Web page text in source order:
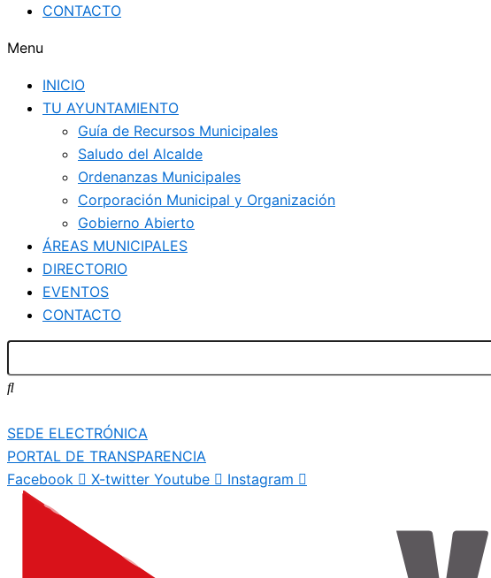
CONTACTO
Menu
INICIO
TU AYUNTAMIENTO
Guía de Recursos Municipales
Saludo del Alcalde
Ordenanzas Municipales
Corporación Municipal y Organización
Gobierno Abierto
ÁREAS MUNICIPALES
DIRECTORIO
EVENTOS
CONTACTO
SEDE ELECTRÓNICA
PORTAL DE TRANSPARENCIA
Facebook
X-twitter Youtube Instagram